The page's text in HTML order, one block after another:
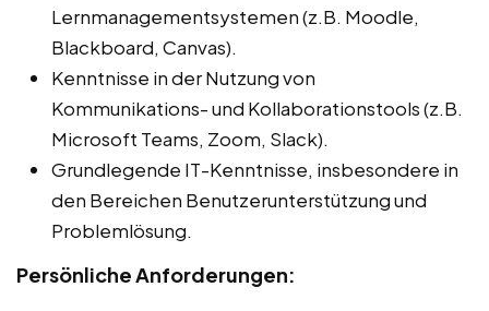
Lernmanagementsystemen (z.B. Moodle,
Blackboard, Canvas).
Kenntnisse in der Nutzung von
Kommunikations- und Kollaborationstools (z.B.
Microsoft Teams, Zoom, Slack).
Grundlegende IT-Kenntnisse, insbesondere in
den Bereichen Benutzerunterstützung und
Problemlösung.
Persönliche Anforderungen: